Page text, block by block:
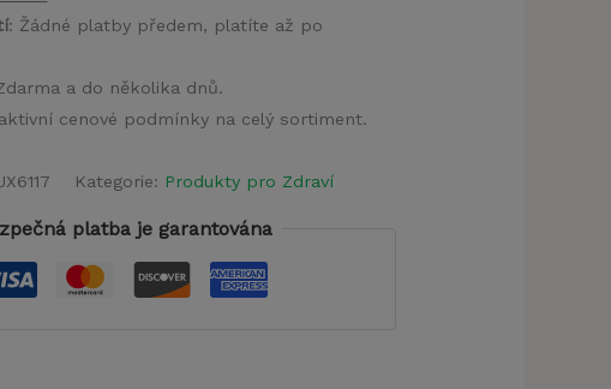
: Žádné platby předem, platíte až po
a do několika dnů.
cenové podmínky na celý sortiment.
Kategorie: Produkty pro Zdraví
platba je garantována